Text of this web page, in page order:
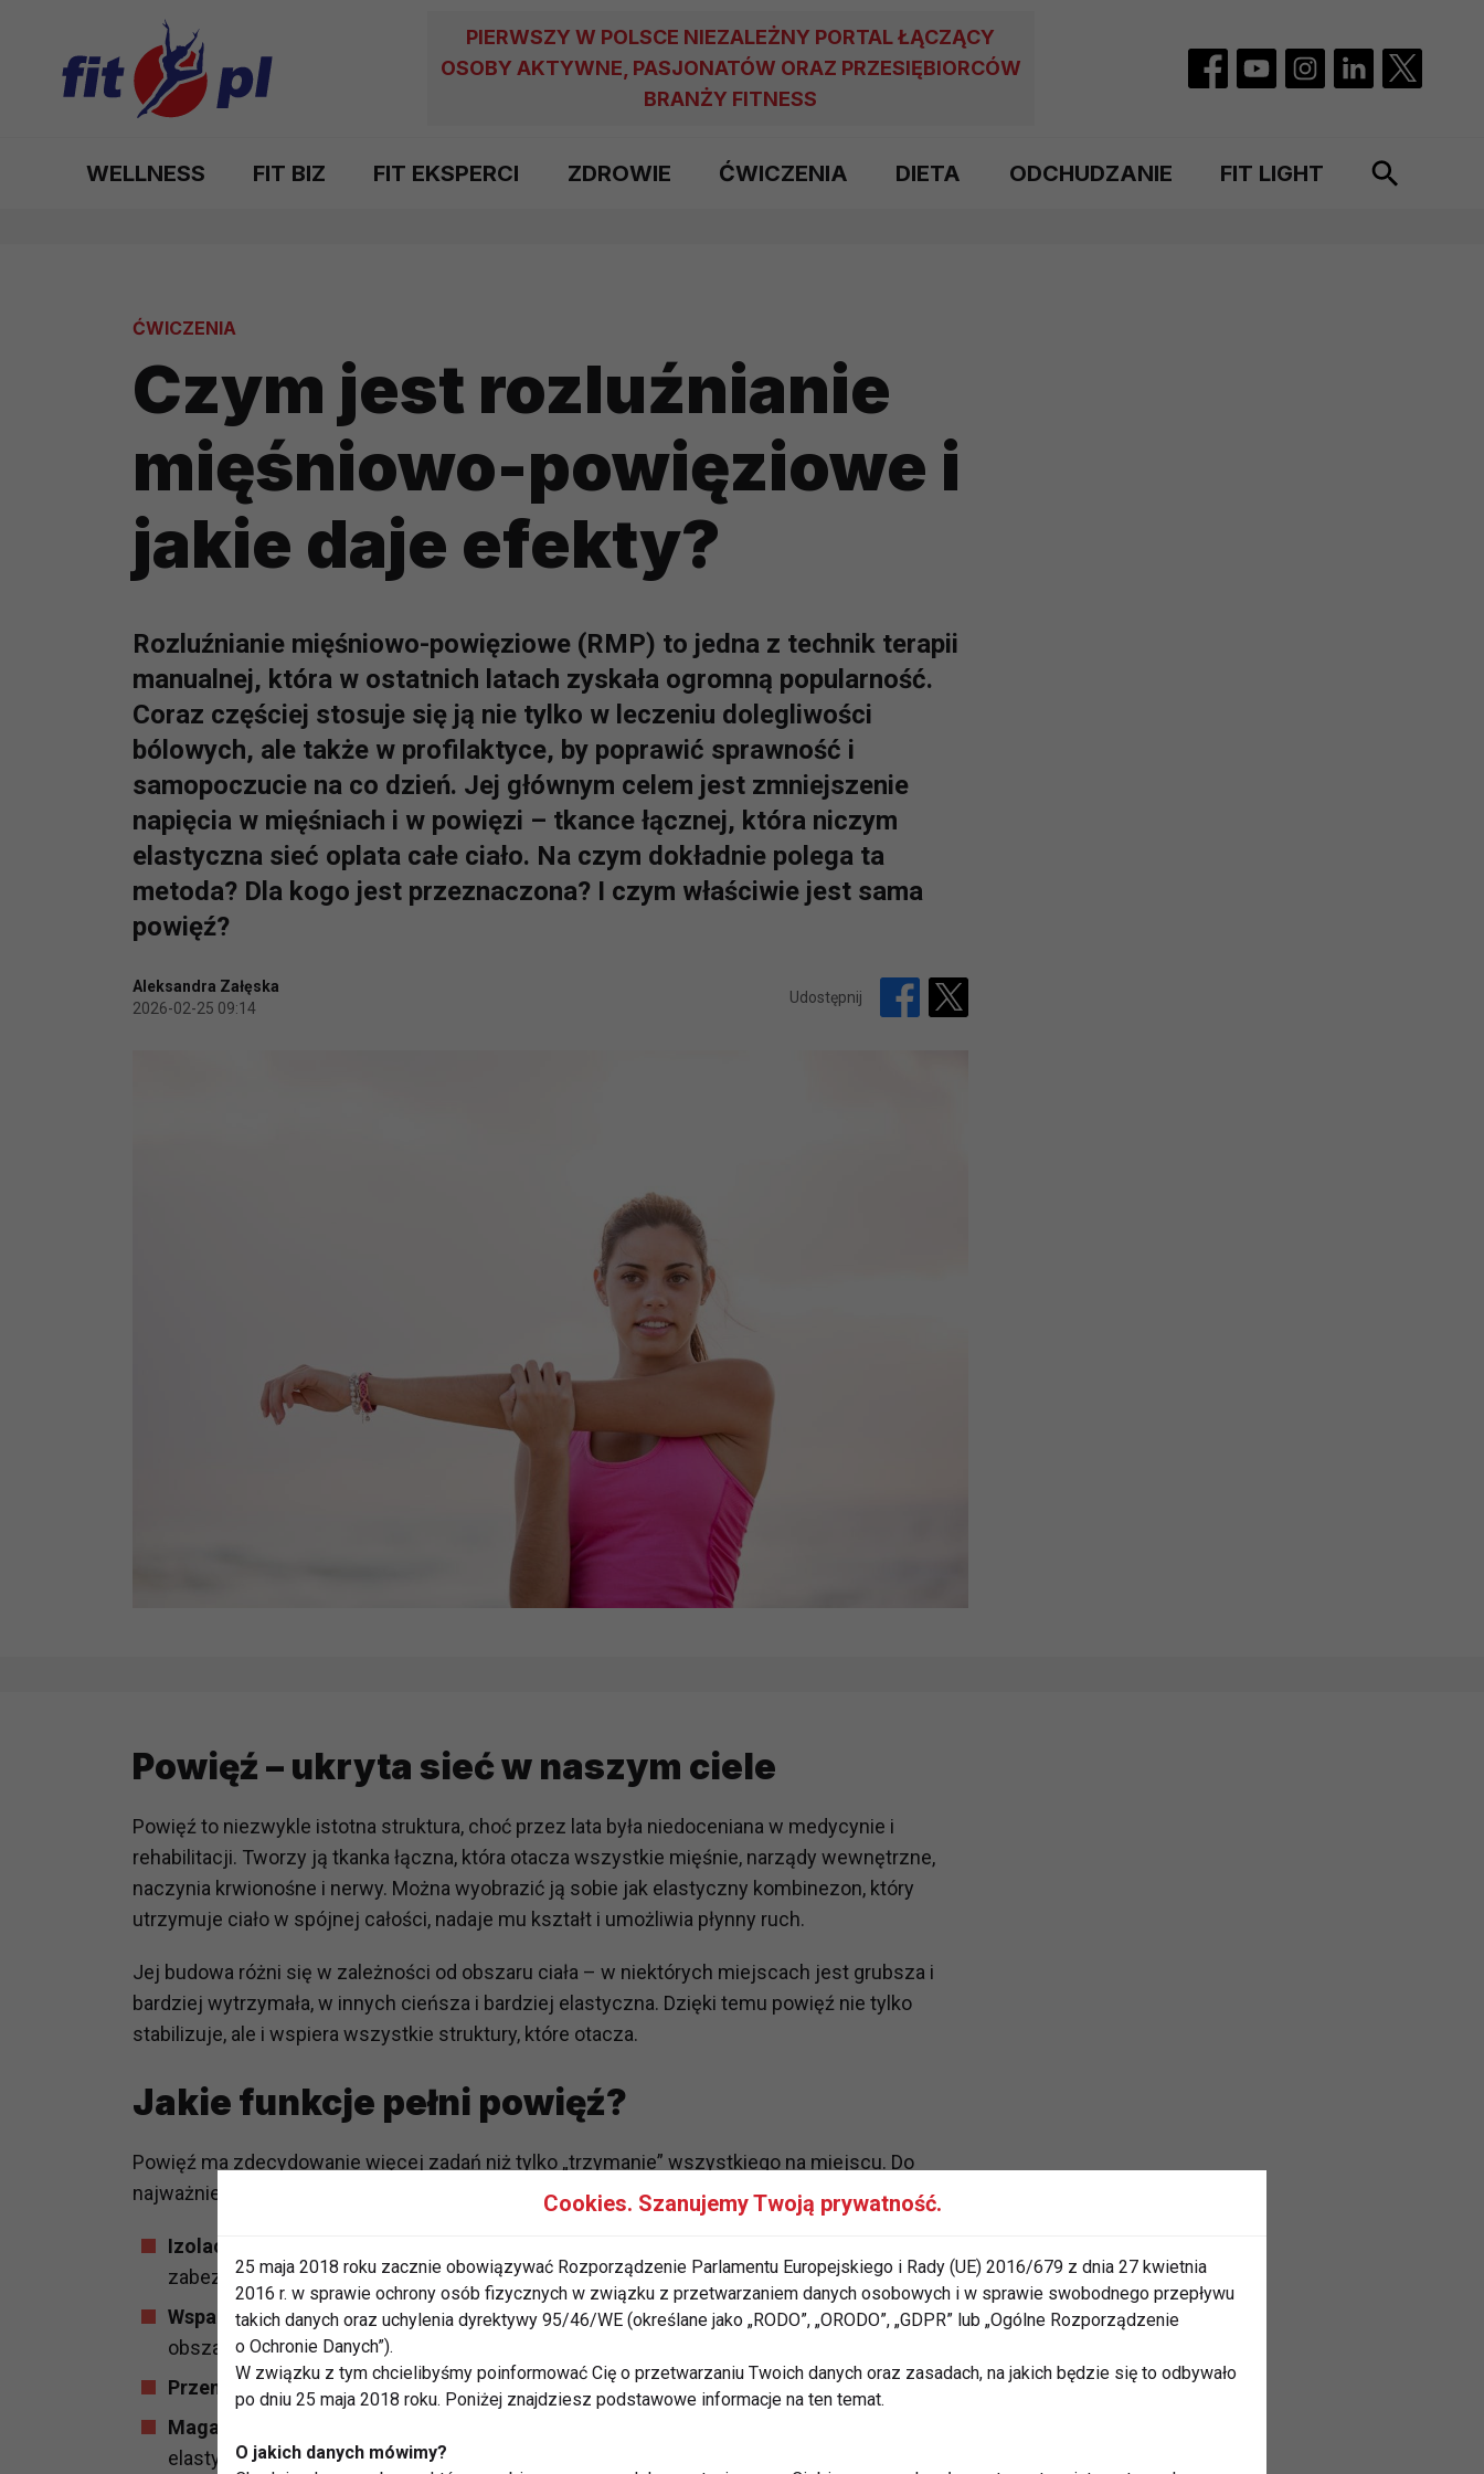
PIERWSZY W POLSCE NIEZALEŻNY PORTAL ŁĄCZĄCY
OSOBY AKTYWNE, PASJONATÓW ORAZ PRZESIĘBIORCÓW
BRANŻY FITNESS
WELLNESS FIT BIZ FIT EKSPERCI ZDROWIE ĆWICZENIA DIETA ODCHUDZANIE FIT LIGHT
ĆWICZENIA
Czym jest rozluźnianie
mięśniowo-powięziowe i
jakie daje efekty?
Rozluźnianie mięśniowo-powięziowe (RMP) to jedna z technik terapii
manualnej, która w ostatnich latach zyskała ogromną popularność.
Coraz częściej stosuje się ją nie tylko w leczeniu dolegliwości
bólowych, ale także w profilaktyce, by poprawić sprawność i
samopoczucie na co dzień. Jej głównym celem jest zmniejszenie
napięcia w mięśniach i w powięzi – tkance łącznej, która niczym
elastyczna sieć oplata całe ciało. Na czym dokładnie polega ta
metoda? Dla kogo jest przeznaczona? I czym właściwie jest sama
powięź?
Aleksandra Załęska
2026-02-25 09:14
Udostępnij
Powięź – ukryta sieć w naszym ciele
Powięź to niezwykle istotna struktura, choć przez lata była niedoceniana w medycynie i
rehabilitacji. Tworzy ją tkanka łączna, która otacza wszystkie mięśnie, narządy wewnętrzne,
naczynia krwionośne i nerwy. Można wyobrazić ją sobie jak elastyczny kombinezon, który
utrzymuje ciało w spójnej całości, nadaje mu kształt i umożliwia płynny ruch.
Jej budowa różni się w zależności od obszaru ciała – w niektórych miejscach jest grubsza i
bardziej wytrzymała, w innych cieńsza i bardziej elastyczna. Dzięki temu powięź nie tylko
stabilizuje, ale i wspiera wszystkie struktury, które otacza.
Jakie funkcje pełni powięź?
Powięź ma zdecydowanie więcej zadań niż tylko „trzymanie” wszystkiego na miejscu. Do
najważniejszych należą:
Izolacja i ochrona
zabezpieczająca.
Wsparcie ruchu– współpracuje z mięśniami, przekazując siły i napięcia pomiędzy różnymi
obszarami ciała, co pozwala nam poruszać się swobodnie i płynnie.
Przenoszenie napięcia– odpowiada za równowagę mięśniową i koordynację ruchów.
Magazynowanie wody
elastyczności i sprawnego funkcjonowania organizmu.
Cookies. Szanujemy Twoją prywatność.
25 maja 2018 roku zacznie obowiązywać Rozporządzenie Parlamentu Europejskiego i Rady (UE) 2016/679 z dnia 27 kwietnia
2016 r. w sprawie ochrony osób fizycznych w związku z przetwarzaniem danych osobowych i w sprawie swobodnego przepływu
takich danych oraz uchylenia dyrektywy 95/46/WE (określane jako „RODO”, „ORODO”, „GDPR” lub „Ogólne Rozporządzenie
o Ochronie Danych”).
W związku z tym chcielibyśmy poinformować Cię o przetwarzaniu Twoich danych oraz zasadach, na jakich będzie się to odbywało
po dniu 25 maja 2018 roku. Poniżej znajdziesz podstawowe informacje na ten temat.
O jakich danych mówimy?